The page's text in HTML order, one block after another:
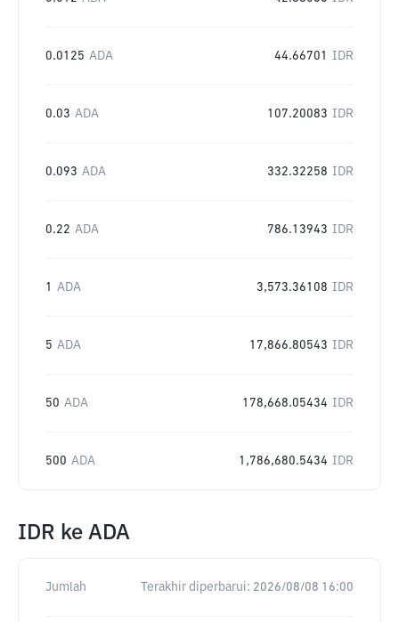
0.0125 ADA 44.66701 IDR
0.03 ADA 107.20083 IDR
0.093 ADA 332.32258 IDR
0.22 ADA 786.13943 IDR
1 ADA 3,573.36108 IDR
5 ADA 17,866.80543 IDR
50 ADA 178,668.05434 IDR
500 ADA 1,786,680.5434 IDR
IDR ke ADA
Jumlah Terakhir diperbarui: 2026/08/08 16:00